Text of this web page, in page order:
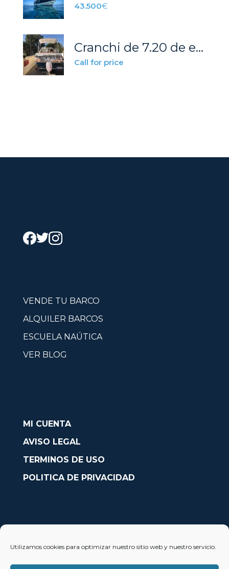
Utilizamos cookies para optimizar nuestro sitio web y nuestro servicio.
43.500€
Cranchi de 7.20 de eslora perfecta para navegar y pesca
Call for price
VENDE TU BARCO
ALQUILER BARCOS
ESCUELA NAÚTICA
VER BLOG
MI CUENTA
AVISO LEGAL
TERMINOS DE USO
POLITICA DE PRIVACIDAD
Avda. País Valencià nº54, Oficina 23, Alcoy (Alicante)